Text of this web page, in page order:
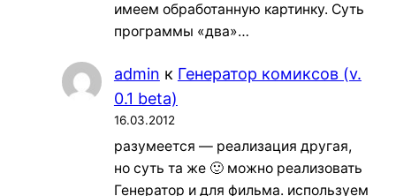
имеем обработанную картинку. Суть
программы «два»…
admin к Генератор комиксов (v.
0.1 beta)
16.03.2012
разумеется — реализация другая,
но суть та же 🙂 можно реализовать
Генератор и для фильма. используем